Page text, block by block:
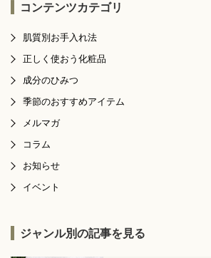
コンテンツカテゴリ
肌質別お手入れ法
正しく使おう化粧品
成分のひみつ
季節のおすすめアイテム
メルマガ
コラム
お知らせ
イベント
ジャンル別の記事を見る